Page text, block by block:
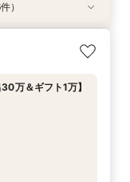
知りたい事優先★
典】感動チャペル
ツアー×A5和牛試
大聖堂×貸切
底比較♪無料試食付
特典☆人気演出
）
万＆ギフト1万】